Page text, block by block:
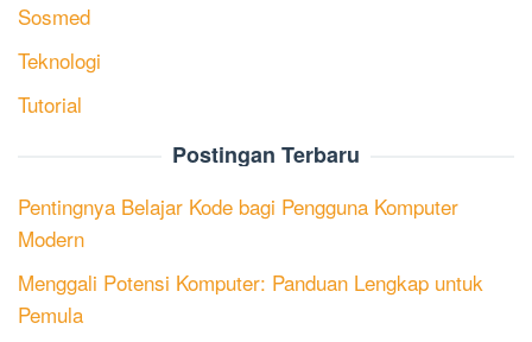
Sosmed
Teknologi
Tutorial
Postingan Terbaru
Pentingnya Belajar Kode bagi Pengguna Komputer
Modern
Menggali Potensi Komputer: Panduan Lengkap untuk
Pemula